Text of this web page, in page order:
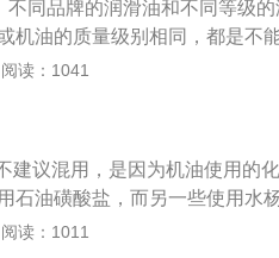
度的5W30机油的话，影响也
。由于发动机的构造较为精密
机油可提高燃油经济性，且可
成机油。涡轮增压发动机相对
刻，使用的机油性能需要更好
。粘度等级的选择，一般冬天
。机油的高温粘度值，一般采
同品牌的润滑油和不同等级
机油的质量级别相同，都是不
添加剂等都可能不相同。如果
出现的后果：1、出现浑浊：现
的都是磺酸盐，只有极少数的
两个盐安是一定不可以同时使
现分层情况、浑浊情况、清洁
混着用的情况下，极易造成汽
阅读：1041
建议混用，是因为机油使用的
石油磺酸盐，而另一些使用水
油混合后会不一样，会导致分
阅读：1011